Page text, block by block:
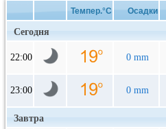
Темпер.°C Осадки
Сегодня
22:00 0 mm
23:00 0 mm
Завтра